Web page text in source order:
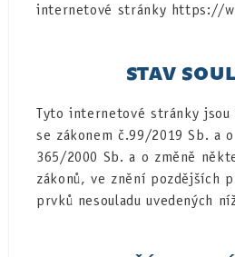
internetové stránky https://
STAV
Tyto internetové stránky jsou
se zákonem č.99/2019 Sb. a
365/2000 Sb. a o změně
zákonů, ve znění pozdějších
prvků nesouladu uvedených